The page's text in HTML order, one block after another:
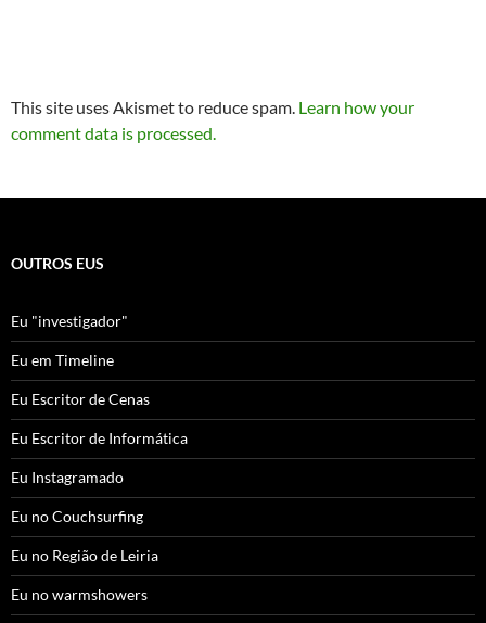
This site uses Akismet to reduce spam. Learn how your
comment data is processed.
OUTROS EUS
Eu "investigador"
Eu em Timeline
Eu Escritor de Cenas
Eu Escritor de Informática
Eu Instagramado
Eu no Couchsurfing
Eu no Região de Leiria
Eu no warmshowers